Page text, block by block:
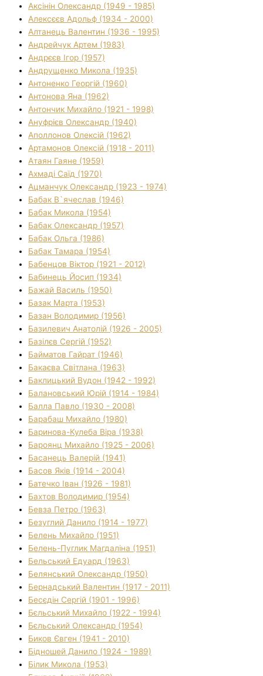
Аксінін Олександр (1949 - 1985)
Алексєєв Адольф (1934 - 2000)
Алтанець Валентин (1936 - 1995)
Андрейчук Артем (1983)
Андрєєв Ігор (1957)
Андрущенко Микола (1935)
Антоненко Георгій (1960)
Антонова Яна (1962)
Антончик Михайло (1921 - 1998)
Ануфрієв Олександр (1940)
Аполлонов Олексій (1962)
Артамонов Олексій (1918 - 2011)
Атаян Гаяне (1959)
Ахмаді Саїд (1970)
Ацманчук Олександр (1923 - 1974)
Бабак В`ячеслав (1946)
Бабак Микола (1954)
Бабак Олександр (1957)
Бабак Ольга (1986)
Бабак Тамара (1954)
Бабенцов Віктор (1921 - 2012)
Бабинець Йосип (1934)
Бажай Василь (1950)
Базак Марта (1953)
Базан Володимир (1956)
Базилевич Анатолій (1926 - 2005)
Базілєв Сергій (1952)
Байматов Гайрат (1946)
Бакаєва Світлана (1963)
Баклицький Вудон (1942 - 1992)
Балановський Юрій (1914 - 1984)
Балла Павло (1930 - 2008)
Барабаш Михайло (1980)
Баринова-Кулеба Віра (1938)
Бароянц Михайло (1925 - 2006)
Басанець Валерій (1941)
Басов Яків (1914 - 2004)
Батечко Іван (1926 - 1981)
Бахтов Володимир (1954)
Бевза Петро (1963)
Безуглий Данило (1914 - 1977)
Белень Михайло (1951)
Белень-Пуглик Магдаліна (1951)
Бельський Едуард (1963)
Белянський Олександр (1950)
Бернадський Валентин (1917 - 2011)
Бесєдін Сергій (1901 - 1996)
Бєльський Михайло (1922 - 1994)
Бєльський Олександр (1954)
Биков Євген (1941 - 2010)
Бідношей Данило (1924 - 1989)
Білик Микола (1953)